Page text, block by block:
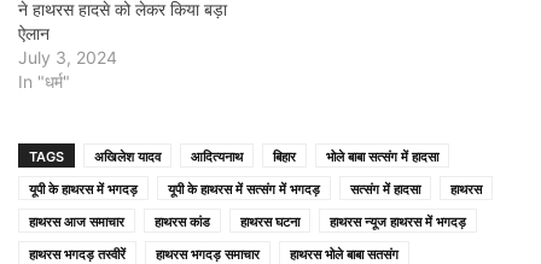
ने हाथरस हादसे को लेकर किया बड़ा
ऐलान
July 3, 2024
In "धर्म"
TAGS अखिलेश यादव आदित्यनाथ बिहार
भोले बाबा सत्संग में हादसा
यूपी के हाथरस में भगदड़
यूपी के हाथरस में सत्संग में भगदड़ सत्संग में हादसा
हाथरस
हाथरस आज समाचार
हाथरस कांड हाथरस घटना
हाथरस न्यूज हाथरस में भगदड़
हाथरस भगदड़ तस्वीरें
हाथरस भगदड़ समाचार
हाथरस भोले बाबा सतसंग